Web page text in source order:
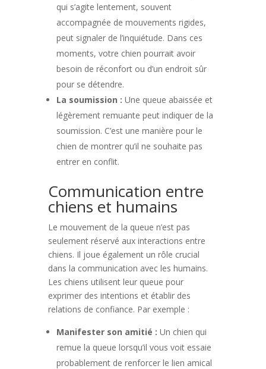
qui s’agite lentement, souvent
accompagnée de mouvements rigides,
peut signaler de l’inquiétude. Dans ces
moments, votre chien pourrait avoir
besoin de réconfort ou d’un endroit sûr
pour se détendre.
La soumission : Une queue abaissée et
légèrement remuante peut indiquer de la
soumission. C’est une manière pour le
chien de montrer qu’il ne souhaite pas
entrer en conflit.
Communication entre
chiens et humains
Le mouvement de la queue n’est pas
seulement réservé aux interactions entre
chiens. Il joue également un rôle crucial
dans la communication avec les humains.
Les chiens utilisent leur queue pour
exprimer des intentions et établir des
relations de confiance. Par exemple :
Manifester son amitié : Un chien qui
remue la queue lorsqu’il vous voit essaie
probablement de renforcer le lien amical